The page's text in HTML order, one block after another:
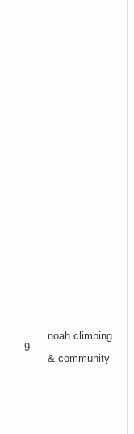
9
noah climbing
& community